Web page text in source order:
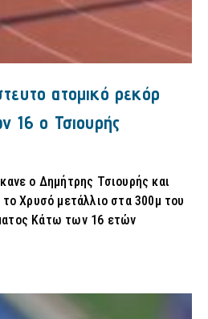
ατομικό ρεκόρ
16 ο Τσιουρής
ο Δημήτρης Τσιουρής και
Χρυσό μετάλλιο στα 300μ του
Κάτω των 16 ετών